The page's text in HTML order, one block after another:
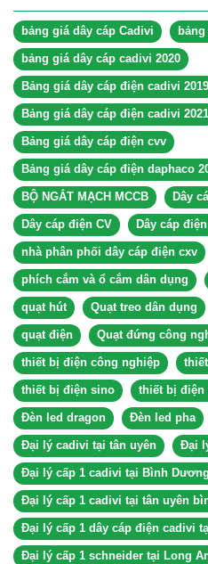
bảng giá dây cáp Cadivi
bảng giá dây cáp cadivi 2020
Bảng giá dây cáp điện cadivi 2019
Bảng giá dây cáp điện cadivi 2021
Bảng giá dây cáp điện cvv
Bảng giá dây cáp điện daphaco
BỘ NGẮT MẠCH MCCB Dây
Dây cáp điện CV Dây cáp
nhà phân phối dây cáp điện cxv
phích cắm và ổ cắm dân dụng
quạt hút Quạt treo dân dụng
quạt điện Quạt đứng công
thiết bị điện công nghiệp
thiết bị điện sino thiết bị điện
Đèn led dragon Đèn led pha
Đại lý cadivi tại tân uyên Đại
Đại lý cấp 1 cadivi tại Bình Dương
Đại lý cấp 1 cadivi tại tân uyên
Đại lý cấp 1 dây cáp điện cadivi
Đại lý cấp 1 schneider tại Long